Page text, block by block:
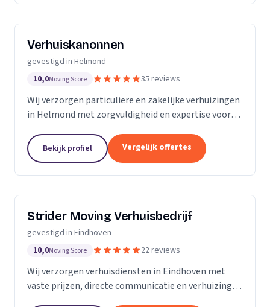
Verhuiskanonnen
gevestigd in Helmond
10,0Moving Score 35 reviews
Wij verzorgen particuliere en zakelijke verhuizingen
in Helmond met zorgvuldigheid en expertise voor
Bekijk profiel Vergelijk offertes
Strider Moving Verhuisbedrijf
gevestigd in Eindhoven
10,0Moving Score 22 reviews
Wij verzorgen verhuisdiensten in Eindhoven met
vaste prijzen, directe communicatie en verhuizingen